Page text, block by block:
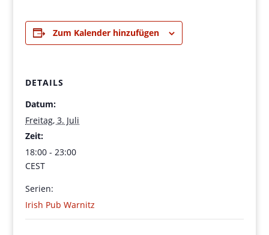
Zum Kalender hinzufügen
DETAILS
Datum:
Freitag, 3. Juli
Zeit:
18:00 - 23:00
CEST
Serien:
Irish Pub Warnitz